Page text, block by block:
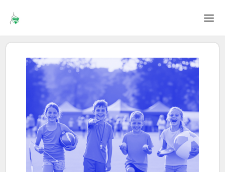
Home
Login
Sprache
Hilfe & Info